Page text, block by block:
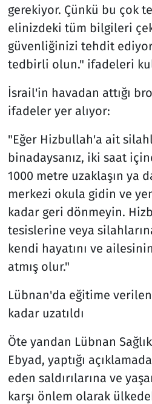
gerekiyor. Çünkü bu çok
elinizdeki tüm bilgileri
güvenliğinizi tehdit
tedbirli olun." ifadeleri
İsrail'in havadan attığı
ifadeler yer alıyor:
"Eğer Hizbullah'a ait
binadaysanız, iki saat
1000 metre uzaklaşın ya
merkezi okula gidin ve
kadar geri dönmeyin.
tesislerine veya
kendi hayatını ve
atmış olur."
Lübnan'da eğitime
kadar uzatıldı
Öte yandan Lübnan
Ebyad, yaptığı
eden saldırılarına ve
karşı önlem olarak